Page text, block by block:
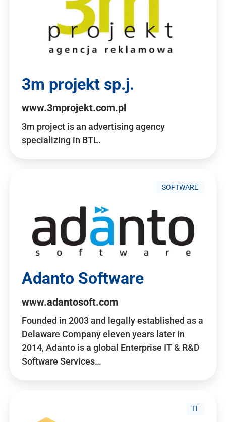
3m projekt sp.j.
www.3mprojekt.com.pl
3m project is an advertising agency
specializing in BTL.
SOFTWARE
Adanto Software
www.adantosoft.com
Founded in 2003 and legally established as a
Delaware Company eleven years later in
2014, Adanto is a global Enterprise IT & R&D
Software Services…
IT